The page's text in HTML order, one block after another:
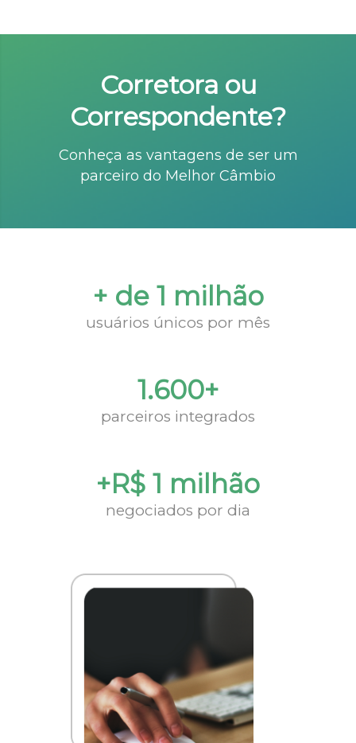
Corretora ou
Correspondente?
Conheça as vantagens de ser um
parceiro do Melhor Câmbio
+ de 1 milhão
usuários únicos por mês
1.600+
parceiros integrados
+R$ 1 milhão
negociados por dia